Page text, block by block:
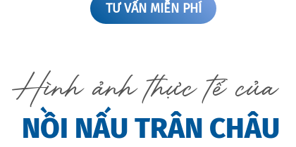
TƯ VẤN MIỄN PHÍ
NỒI NẤU TRÂN CHÂU
Hình ảnh thực tế của